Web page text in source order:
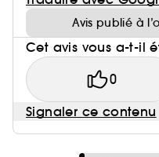
Avis publié à
Cet avis vous a-t-il
0
Signaler ce contenu